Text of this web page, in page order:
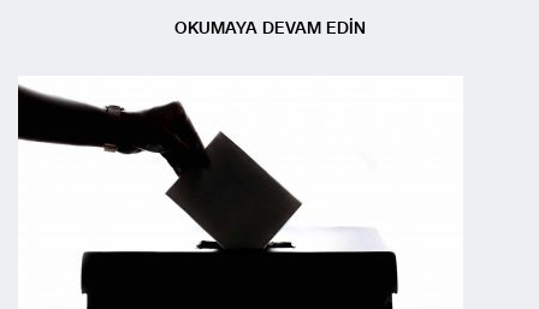
OKUMAYA DEVAM EDİN